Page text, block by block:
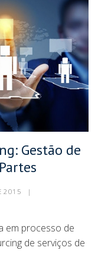
Gestão de
2015
|
em processo de
de serviços de